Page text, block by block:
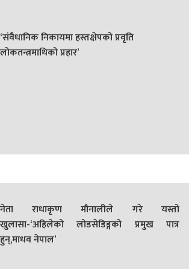
‘संवैधानिक निकायमा हस्तक्षेपको प्रवृति
लोकतन्त्रमाथिको प्रहार’
नेता राधाकृण मौनालीले गरे यस्तो
खुलासा-‘अहिलेको लोडसेडिङ्गको प्रमुख पात्र
हुन्,माधव नेपाल’